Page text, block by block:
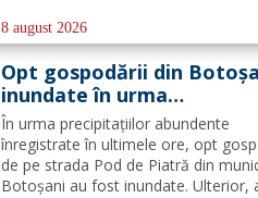
aparatul electrocasnic, iar medicii au
solicitat intervenția salvatorilor.
din cadrul...
8 august 2026
Opt gospodării din
inundate în urma
precipitațiilor abundente
ultimele ore
În urma precipitațiilor abundente
înregistrate în ultimele ore, opt
de pe strada Pod de Piatră din
Botoșani au fost inundate. Ulterior,